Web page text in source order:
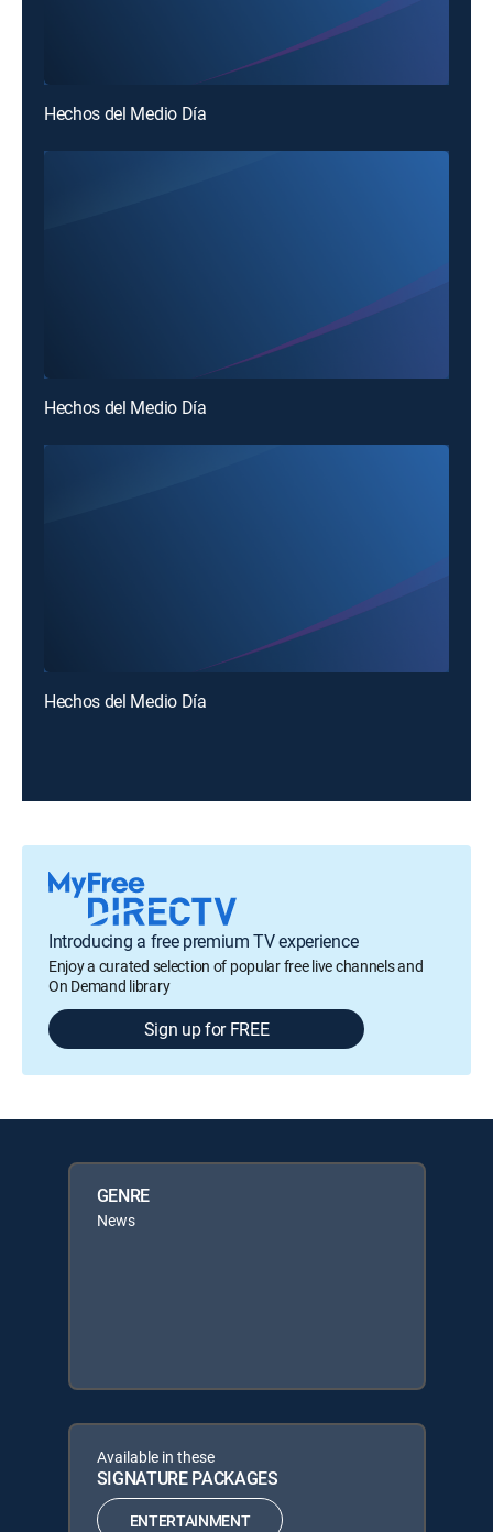
Hechos del Medio Día
Hechos del Medio Día
Hechos del Medio Día
Introducing a free premium TV experience
Enjoy a curated selection of popular free live channels and
On Demand library
Sign up for FREE
GENRE
News
Available in these
SIGNATURE PACKAGES
ENTERTAINMENT